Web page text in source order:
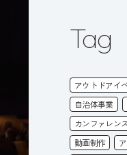
Tag
アウトドアイ
自治体事業
カンファレンス
動画制作